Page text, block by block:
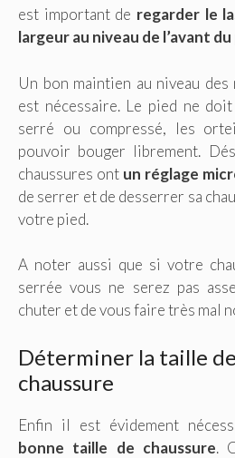
est important de regarder le
largeur au niveau de l’avant du
Un bon maintien au niveau
est nécessaire. Le pied ne
serré ou compressé, les
pouvoir bouger librement.
chaussures ont un réglage
de serrer et de desserrer sa
votre pied.
A noter aussi que si votre
serrée vous ne serez pas
chuter et de vous faire très mal
Déterminer la taille
chaussure
Enfin il est évidement
bonne taille de chaussure.